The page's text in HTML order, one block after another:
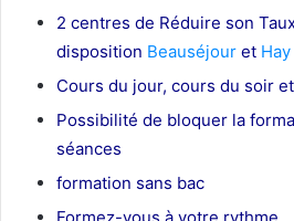
2 centres de Réduire son
disposition Beauséjour et
Cours du jour, cours du soir
Possibilité de bloquer la
séances
formation sans bac
Formez-vous à votre rythme